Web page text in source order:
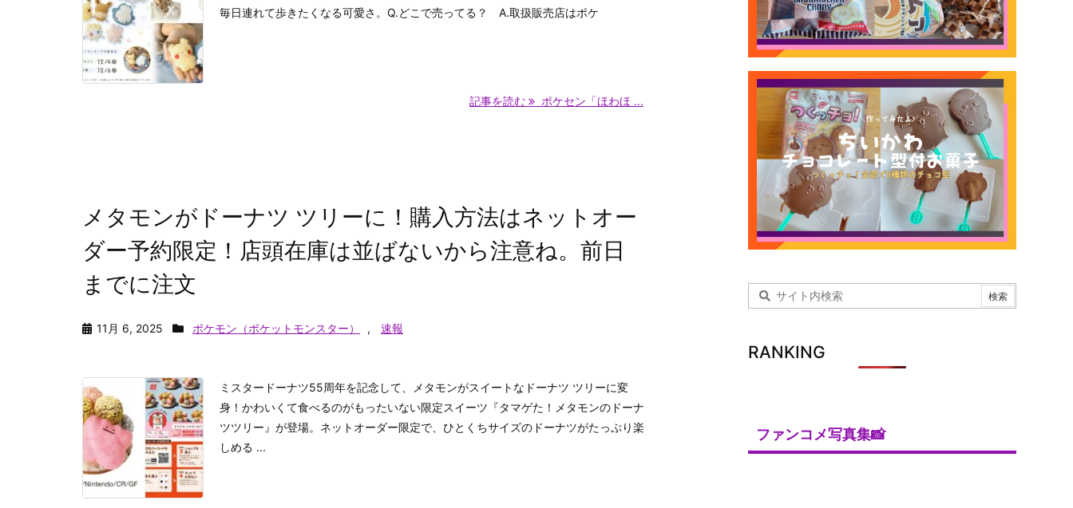
毎日連れて歩きたくなる可愛さ。Q.どこで売ってる？ A.取扱販売店はポケ
記事を読む ポケセン「ほわほ ...
メタモンがドーナツ ツリーに！購入方法はネットオー
ダー予約限定！店頭在庫は並ばないから注意ね。前日
までに注文
11月 6, 2025 ポケモン（ポケットモンスター） , 速報
ミスタードーナツ55周年を記念して、メタモンがスイートなドーナツ ツリーに変
身！かわいくて食べるのがもったいない限定スイーツ『タマゲた！メタモンのドーナ
ツツリー』が登場。ネットオーダー限定で、ひとくちサイズのドーナツがたっぷり楽
しめる ...
RANKING
ファンコメ写真集📸